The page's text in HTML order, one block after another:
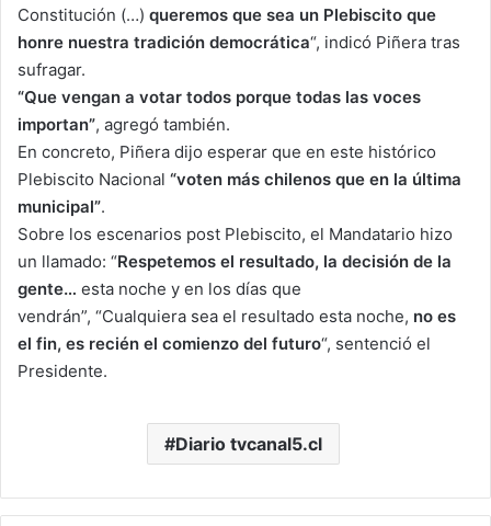
Constitución (…) queremos que sea un Plebiscito que
honre nuestra tradición democrática“, indicó Piñera tras
sufragar.
“Que vengan a votar todos porque todas las voces
importan”, agregó también.
En concreto, Piñera dijo esperar que en este histórico
Plebiscito Nacional “voten más chilenos que en la última
municipal”.
Sobre los escenarios post Plebiscito, el Mandatario hizo
un llamado: “Respetemos el resultado, la decisión de la
gente… esta noche y en los días que
vendrán”, “Cualquiera sea el resultado esta noche, no es
el fin, es recién el comienzo del futuro“, sentenció el
Presidente.
Diario tvcanal5.cl